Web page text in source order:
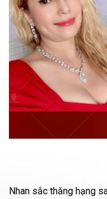
Nhan sắc thăng hạng